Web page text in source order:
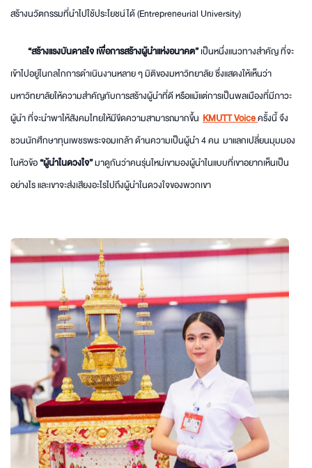
สร้างนวัตกรรมที่นำไปใช้ประโยชน์ได้ (Entrepreneurial University)
“สร้างแรงบันดาลใจ เพื่อการสร้างผู้นำแห่งอนาคต”เป็นหนึ่งแนวทางสำคัญ ที่จะ
เข้าไปอยู่ในกลไกการดำเนินงานหลาย ๆ มิติของมหาวิทยาลัย ซึ่งแสดงให้เห็นว่า
มหาวิทยาลัยให้ความสำคัญกับการสร้างผู้นำที่ดี หรือแม้แต่การเป็นพลเมืองที่มีภาวะ
ผู้นำ ที่จะนำพาให้สังคมไทยให้มีขีดความสามารถมากขึ้น KMUTT Voiceครั้งนี้ จึง
ชวนนักศึกษาทุนเพชรพระจอมเกล้า ด้านความเป็นผู้นำ 4 คน มาแลกเปลี่ยนมุมมอง
ในหัวข้อ“ผู้นำในดวงใจ”มาดูกันว่าคนรุ่นใหม่เขามองผู้นำในแบบที่เขาอยากเห็นเป็น
อย่างไร และเขาจะส่งเสียงอะไรไปถึงผู้นำในดวงใจของพวกเขา